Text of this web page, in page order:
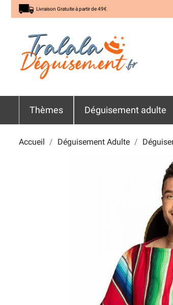
Livraison Gratuite à partir de 49€
Thèmes Déguisement adulte
Accueil Déguisement Adulte